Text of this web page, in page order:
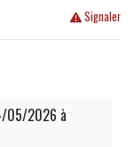
Signaler
05/2026 à